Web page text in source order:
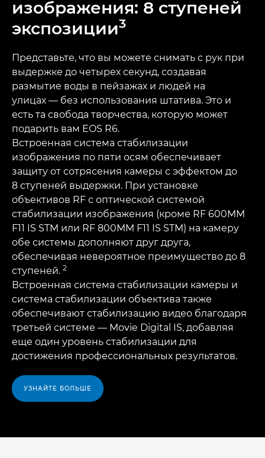
изображения: 8 ступеней
экспозиции3
Представьте, что вы можете снимать с рук при
выдержке до четырех секунд, создавая
размытие воды в пейзажах и людей на
улицах — без использования штатива. Это и
есть та свобода творчества, которую может
подарить вам EOS R6.
Встроенная система стабилизации
изображения по пяти осям обеспечивает
защиту от сотрясения камеры с эффектом до
8 ступеней выдержки. При установке
объективов RF с оптической системой
стабилизации изображения (кроме RF 600MM
F11 IS STM или RF 800MM F11 IS STM) на камеру
обе системы дополняют друг друга,
обеспечивая невероятное преимущество до 8
ступеней. 2
Встроенная система стабилизации камеры и
система стабилизации объектива также
обеспечивают стабилизацию видео благодаря
третьей системе — Movie Digital IS, добавляя
еще один уровень стабилизации для
достижения профессиональных результатов.
УЗНАЙТЕ БОЛЬШЕ